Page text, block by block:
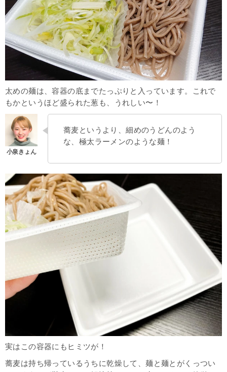
太めの麺は、容器の底までたっぷりと入っています。これで
もかというほど盛られた葱も、うれしい〜！
蕎麦というより、細めのうどんのよう
な、極太ラーメンのような麺！
実はこの容器にもヒミツが！
蕎麦は持ち帰っているうちに乾燥して、麺と麺とがくっつい